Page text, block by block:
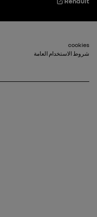
Footer_2
cookies
شروط الاستخدام العامة